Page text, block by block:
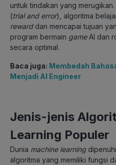
untuk tindakan yang
(trial and error), algoritma
rewarddan mencapai tujuan
program bermain gameAI dan
secara optimal.
Baca juga: Membedah
Menjadi AI Engineer
Jenis-jenis
Learning Populer
Dunia machine learning
algoritma yang memiliki fungsi